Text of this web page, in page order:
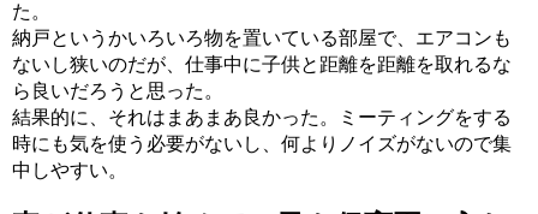
た。
納戸というかいろいろ物を置いている部屋で、エアコンも
ないし狭いのだが、仕事中に子供と距離を距離を取れるな
ら良いだろうと思った。
結果的に、それはまあまあ良かった。ミーティングをする
時にも気を使う必要がないし、何よりノイズがないので集
中しやすい。